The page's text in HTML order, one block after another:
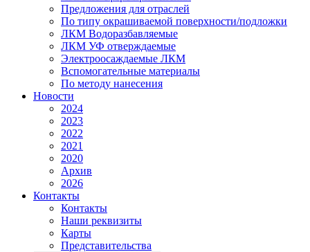
Предложения для отраслей
По типу окрашиваемой поверхности/подложки
ЛКМ Водоразбавляемые
ЛКМ УФ отверждаемые
Электроосаждаемые ЛКМ
Вспомогательные материалы
По методу нанесения
Новости
2024
2023
2022
2021
2020
Архив
2026
Контакты
Контакты
Наши реквизиты
Карты
Представительства